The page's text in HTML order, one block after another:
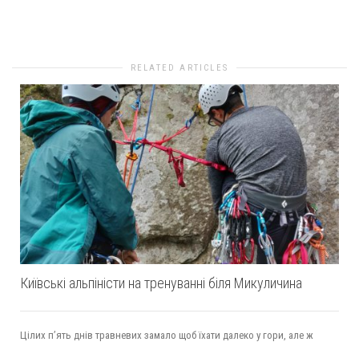
RELATED ARTICLES
Київські альпіністи на тренуванні біля Микуличина
Цілих п’ять днів травневих замало щоб їхати далеко у гори, але ж